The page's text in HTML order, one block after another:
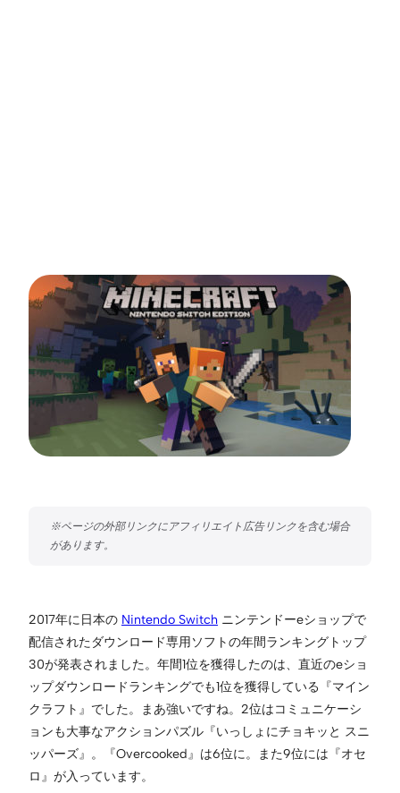
2017年に日本の Nintendo Switch ニンテンドーeショップで
配信されたダウンロード専用ソフトの年間ランキングトップ
30が発表されました。年間1位を獲得したのは、直近のeショ
ップダウンロードランキングでも1位を獲得している『マイン
クラフト』でした。まあ強いですね。2位はコミュニケーシ
ョンも大事なアクションパズル『いっしょにチョキッと スニ
ッパーズ』。『Overcooked』は6位に。また9位には『オセ
ロ』が入っています。